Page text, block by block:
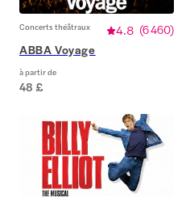
Concerts théâtraux 4.8 (6 460)
ABBA Voyage
à partir de
48 £